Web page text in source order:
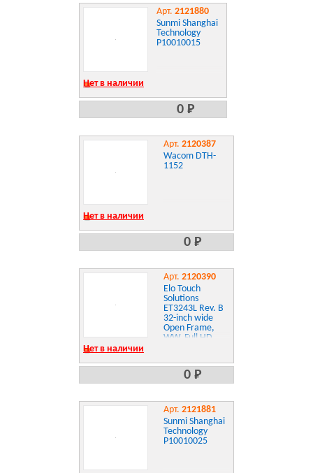
Арт. 2121880
Sunmi Shanghai
Technology
P10010015
Нет в наличии
0 Р
Арт. 2120387
Wacom DTH-
1152
Нет в наличии
0 Р
Арт. 2120390
Elo Touch
Solutions
ET3243L Rev. B
32-inch wide
Open Frame,
WW, Full HD
IntelliTouch
E326202
Нет в наличии
0 Р
Арт. 2121881
Sunmi Shanghai
Technology
P10010025